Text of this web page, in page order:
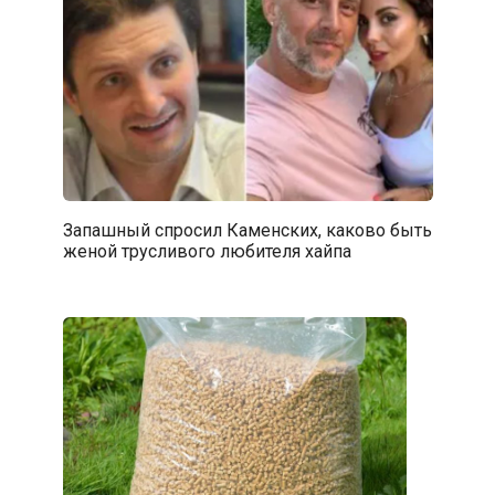
Запашный спросил Каменских, каково быть
женой трусливого любителя хайпа